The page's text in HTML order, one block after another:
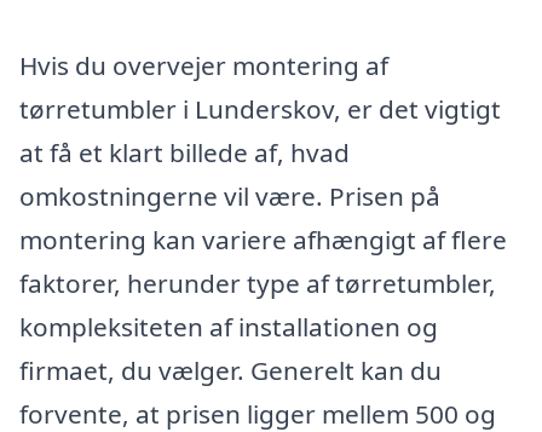
Hvis du overvejer montering af
tørretumbler i Lunderskov, er det vigtigt
at få et klart billede af, hvad
omkostningerne vil være. Prisen på
montering kan variere afhængigt af flere
faktorer, herunder type af tørretumbler,
kompleksiteten af installationen og
firmaet, du vælger. Generelt kan du
forvente, at prisen ligger mellem 500 og